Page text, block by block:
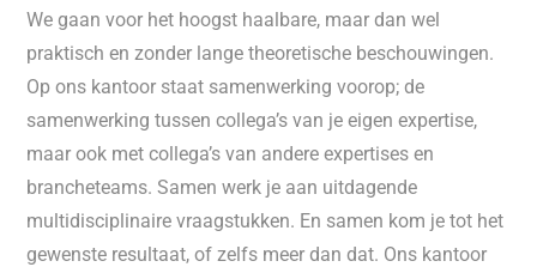
We gaan voor het hoogst haalbare, maar dan wel
praktisch en zonder lange theoretische beschouwingen.
Op ons kantoor staat samenwerking voorop; de
samenwerking tussen collega’s van je eigen expertise,
maar ook met collega’s van andere expertises en
brancheteams. Samen werk je aan uitdagende
multidisciplinaire vraagstukken. En samen kom je tot het
gewenste resultaat, of zelfs meer dan dat. Ons kantoor